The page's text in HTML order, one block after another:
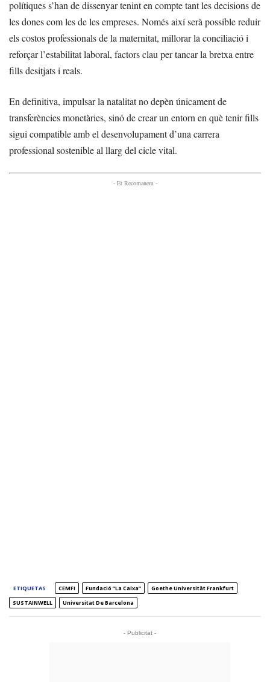
polítiques s’han de dissenyar tenint en compte tant les decisions de
les dones com les de les empreses. Només així serà possible reduir
els costos professionals de la maternitat, millorar la conciliació i
reforçar l’estabilitat laboral, factors clau per tancar la bretxa entre
fills desitjats i reals.
En definitiva, impulsar la natalitat no depèn únicament de
transferències monetàries, sinó de crear un entorn en què tenir fills
sigui compatible amb el desenvolupament d’una carrera
professional sostenible al llarg del cicle vital.
- Et Recomanem -
ETIQUETAS CEMFI Fundació ”la Caixa”
Goethe Universität Frankfurt
SUSTAINWELL
Universitat De Barcelona
- Publicitat -